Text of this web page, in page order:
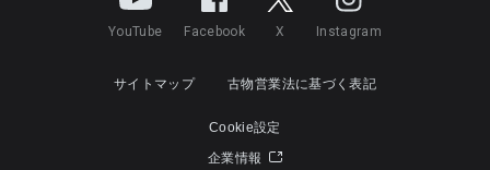
YouTube Facebook X Instagram
サイトマップ 古物営業法に基づく表記
Cookie設定
企業情報